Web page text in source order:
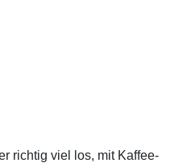
richtig viel los, mit Kaffee-